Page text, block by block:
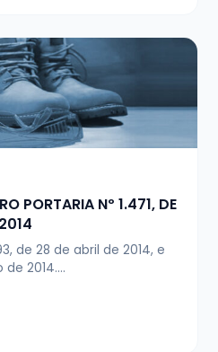
PORTARIA Nº 1.471, DE
de 28 de abril de 2014, e
de 2014.…